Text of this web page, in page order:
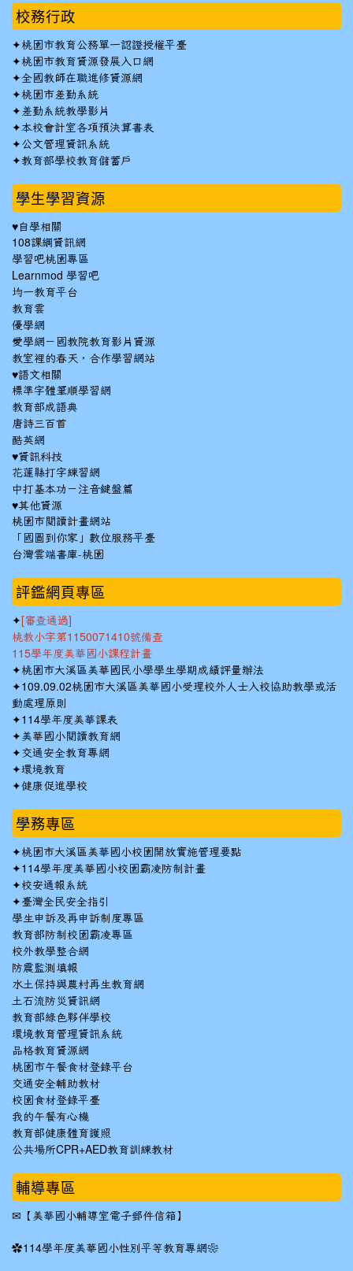
校務行政
✦桃園市教育公務單一認證授權平臺
✦桃園市教育資源發展入口網
✦全國教師在職進修資源網
✦桃園市差勤系統
✦ 差勤系統教學影片
✦本校會計室各項預決算書表
✦公文管理資訊系統
✦教育部學校教育儲蓄戶
學生學習資源
♥自學相關
108課綱資訊網
學習吧桃園專區
Learnmod 學習吧
均一教育平台
教育雲
優學網
愛學網－國教院教育影片資源
教室裡的春天，合作學習網站
♥語文相關
標準字體筆順學習網
教育部成語典
唐詩三百首
酷英網
♥資訊科技
花蓮縣打字練習網
中打基本功－注音鍵盤篇
♥其他資源
桃園市閱讀計畫網站
「國圖到你家」數位服務平臺
台灣雲端書庫-桃園
::: 評鑑網頁專區
✦ [審查通過]
桃教小字第1150071410號備查
115學年度美華國小課程計畫
✦桃園市大溪區美華國民小學學生學期成績評量辦法
✦109.09.02桃園市大溪區美華國小受理校外人士入校協助教學或活
動處理原則
✦114學年度美華課表
✦美華國小閱讀教育網
✦ 交通安全教育專網
✦環境教育
✦健康促進學校
學務專區
✦桃園市大溪區美華國小校園開放實施管理要點
✦114學年度美華國小校園霸凌防制計畫
✦校安通報系統
✦臺灣全民安全指引
學生申訴及再申訴制度專區
教育部防制校園霸凌專區
校外教學整合網
防震監測填報
水土保持與農村再生教育網
土石流防災資訊網
教育部綠色夥伴學校
環境教育管理資訊系統
品格教育資源網
桃園市午餐食材登錄平台
交通安全輔助教材
校園食材登錄平臺
我的午餐有心機
教育部健康體育護照
公共場所CPR+AED教育訓練教材
輔導專區
✉ 【美華國小輔導室電子郵件信箱】
✿114學年度美華國小性別平等教育專網❀